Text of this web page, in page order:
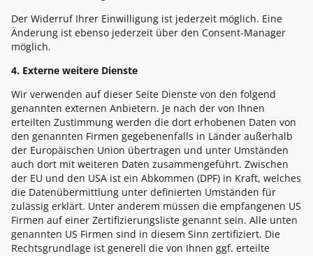
Der Widerruf Ihrer Einwilligung ist jederzeit möglich. Eine
Änderung ist ebenso jederzeit über den Consent-Manager
möglich.
4. Externe weitere Dienste
Wir verwenden auf dieser Seite Dienste von den folgend
genannten externen Anbietern. Je nach der von Ihnen
erteilten Zustimmung werden die dort erhobenen Daten von
den genannten Firmen gegebenenfalls in Länder außerhalb
der Europäischen Union übertragen und unter Umständen
auch dort mit weiteren Daten zusammengeführt. Zwischen
der EU und den USA ist ein Abkommen (DPF) in Kraft, welches
die Datenübermittlung unter definierten Umständen für
zulässig erklärt. Unter anderem müssen die empfangenen US
Firmen auf einer Zertifizierungsliste genannt sein. Alle unten
genannten US Firmen sind in diesem Sinn zertifiziert. Die
Rechtsgrundlage ist generell die von Ihnen ggf. erteilte